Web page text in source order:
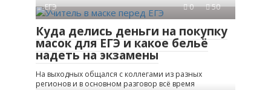
ЕГЭ 0 50
Куда делись деньги на покупку
масок для ЕГЭ и какое бельё
надеть на экзамены
На выходных общался с коллегами из разных
регионов и в основном разговор всё время